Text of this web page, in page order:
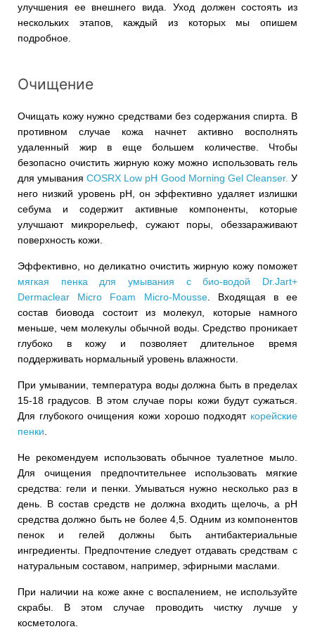
улучшения ее внешнего вида. Уход должен состоять из
нескольких этапов, каждый из которых мы опишем
подробное.
Очищение
Очищать кожу нужно средствами без содержания спирта. В
противном случае кожа начнет активно восполнять
удаленный жир в еще большем количестве. Чтобы
безопасно очистить жирную кожу можно использовать гель
для умыванияCOSRX Low pH Good Morning Gel Cleanser. У
него низкий уровень pH, он эффективно удаляет излишки
себума и содержит активные компоненты, которые
улучшают микрорельеф, сужают поры, обеззараживают
поверхность кожи.
Эффективно, но деликатно очистить жирную кожу поможет
мягкая пенка для умывания с био-водой Dr.Jart+
Dermaclear Micro Foam Micro-Mousse. Входящая в ее
состав биовода состоит из молекул, которые намного
меньше, чем молекулы обычной воды. Средство проникает
глубоко в кожу и позволяет длительное время
поддерживать нормальный уровень влажности.
При умывании, температура воды должна быть в пределах
15-18 градусов. В этом случае поры кожи будут сужаться.
Для глубокого очищения кожи хорошо подходят корейские
пенки
Не рекомендуем использовать обычное туалетное мыло.
Для очищения предпочтительнее использовать мягкие
средства: гели и пенки. Умываться нужно несколько раз в
день. В состав средств не должна входить щелочь, а pH
средства должно быть не более 4,5. Одним из компонентов
пенок и гелей должны быть антибактериальные
ингредиенты. Предпочтение следует отдавать средствам с
натуральным составом, например, эфирными маслами.
При наличии на коже акне с воспалением, не используйте
скрабы. В этом случае проводить чистку лучше у
косметолога.